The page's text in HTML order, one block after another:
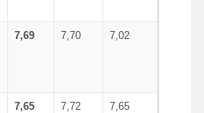
7,69 7,70 7,02
7,65 7,72 7,65